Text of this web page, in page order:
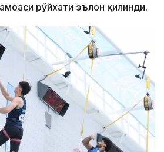
рўйхати эълон қилинди.